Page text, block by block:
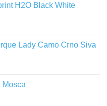
H2O Black White
Lady Camo Crno Siva
Mosca